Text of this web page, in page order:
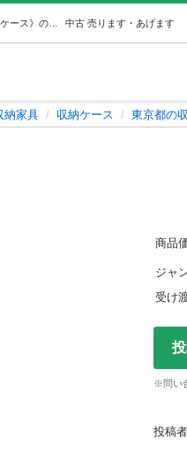
中古 売ります・あげます
納家具 収納ケース 東京都の
商品
ジャ
受け
※問い
投稿者